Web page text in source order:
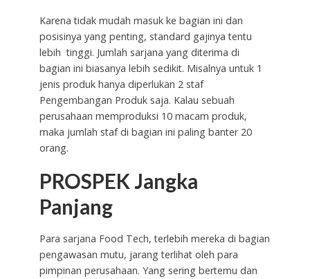
Karena tidak mudah masuk ke bagian ini dan
posisinya yang penting, standard gajinya tentu
lebih tinggi. Jumlah sarjana yang diterima di
bagian ini biasanya lebih sedikit. Misalnya untuk 1
jenis produk hanya diperlukan 2 staf
Pengembangan Produk saja. Kalau sebuah
perusahaan memproduksi 10 macam produk,
maka jumlah staf di bagian ini paling banter 20
orang.
PROSPEK Jangka
Panjang
Para sarjana Food Tech, terlebih mereka di bagian
pengawasan mutu, jarang terlihat oleh para
pimpinan perusahaan. Yang sering bertemu dan